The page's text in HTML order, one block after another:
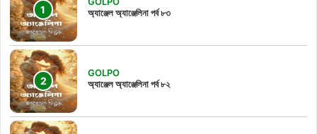
অ্যাঞ্জেল অ্যাঞ্জেলিনা পর্ব ৮৩
GOLPO
অ্যাঞ্জেল অ্যাঞ্জেলিনা পর্ব ৮২